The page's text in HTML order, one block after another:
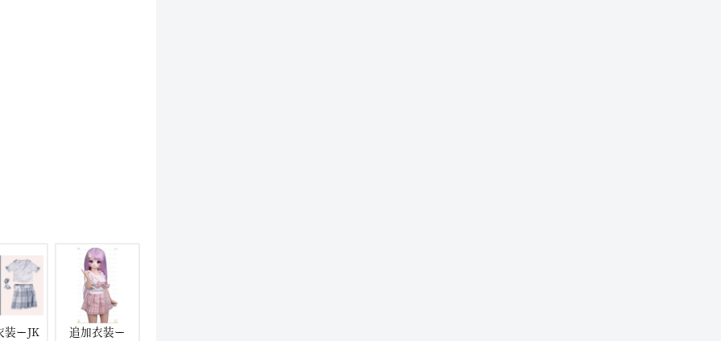
装ーJK
追加衣装ー